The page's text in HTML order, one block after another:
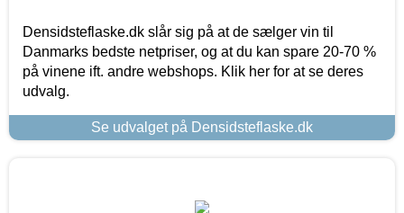
Densidsteflaske.dk slår sig på at de sælger vin til
Danmarks bedste netpriser, og at du kan spare 20-70 %
på vinene ift. andre webshops. Klik her for at se deres
udvalg.
Se udvalget på Densidsteflaske.dk